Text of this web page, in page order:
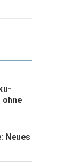
ohne
Neues